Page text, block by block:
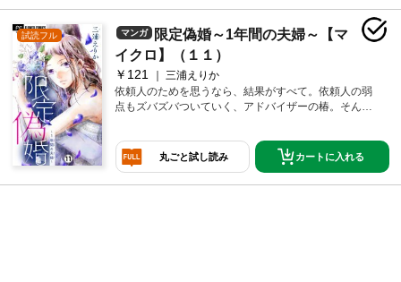
試読フル マンガ
限定偽婚～1年間の夫婦～【マ
イクロ】（１１）
￥121
三浦えりか
依頼人のためを思うなら、結果がすべて。依頼人の弱
点もズバズバついていく、アドバイザーの椿。そんな
ためしにデート体験をしようにも、本番前から前途は
多難。こんな彼に椿が出した提案とは!?
丸ごと試し読み カートに入れる